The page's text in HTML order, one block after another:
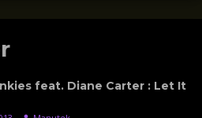
feat. Diane Carter : Let It